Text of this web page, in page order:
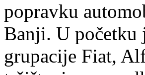
popravku
Banji. U početku
grupacije Fiat,